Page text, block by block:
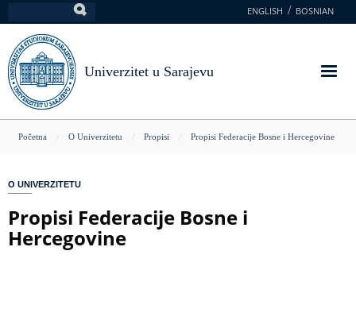
na
glavni
sadržaj
ENGLISH BOSNIAN
Univerzitet u Sarajevu
You
here
Početna O Univerzitetu Propisi Propisi Federacije Bosne i Hercegovine
O UNIVERZITETU
Propisi Federacije Bosne i
Hercegovine